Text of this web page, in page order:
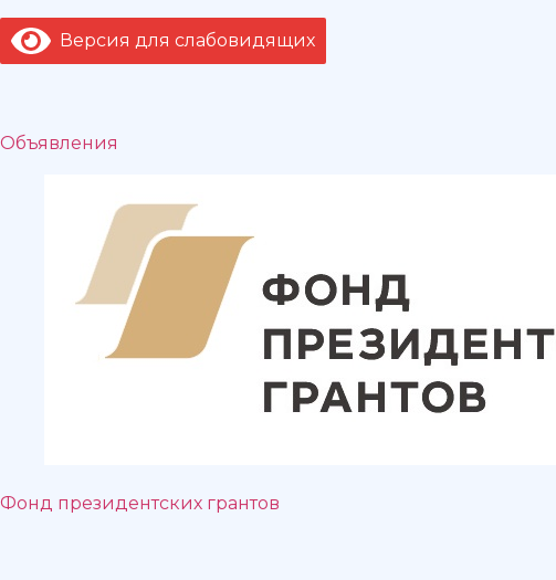
Версия для слабовидящих
Объявления
Фонд президентских грантов